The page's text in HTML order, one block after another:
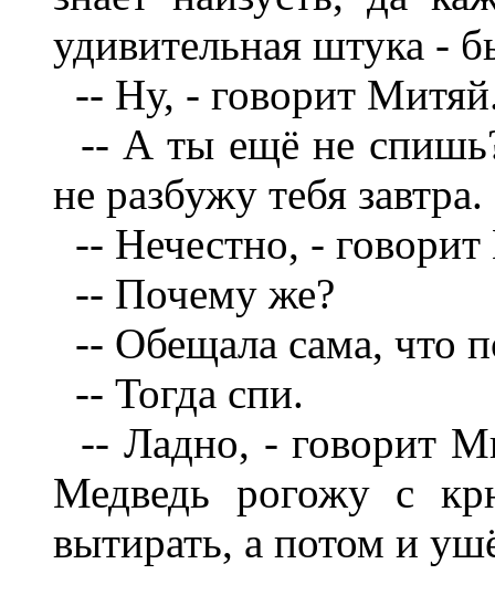
удивительная штука -
-- Ну, - говорит
-- А ты ещё не
не разбужу тебя завтра.
-- Нечестно, -
-- Почему же?
-- Обещала сама, что
-- Тогда спи.
-- Ладно, - говорит
Медведь рогожу с
вытирать, а потом и